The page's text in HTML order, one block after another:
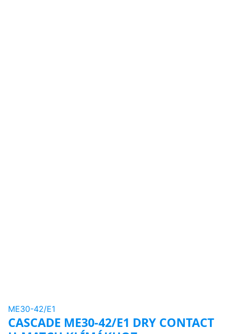
ME30-42/E1
CASCADE ME30-42/E1 DRY CONTACT